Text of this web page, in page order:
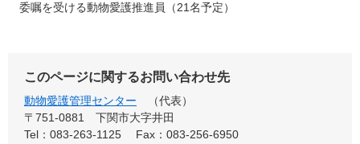
委嘱を受ける動物愛護推進員（21名予定）
このページに関するお問い合わせ先
動物愛護管理センター
代表
〒751-0881
下関市大字井田
Tel：083-263-1125
Fax：083-256-6950